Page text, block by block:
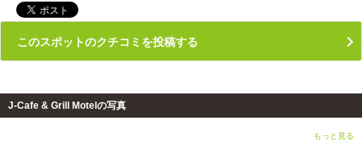
このスポットのクチコミを投稿する
J-Cafe & Grill Motelの写真
もっと見る